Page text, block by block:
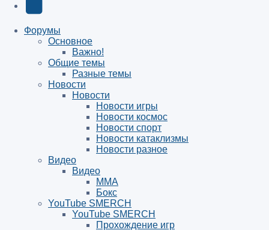
вкладке)
вкладке)
новой
вкладке)
в
новой
вкладке)
(Откроется
новой
вкладке)
Форумы
Основное
Важно!
Общие темы
Разные темы
Новости
Новости
Новости игры
Новости космос
Новости спорт
Новости катаклизмы
Новости разное
Видео
Видео
ММА
Бокс
YouTube SMERCH
YouTube SMERCH
Прохождение игр